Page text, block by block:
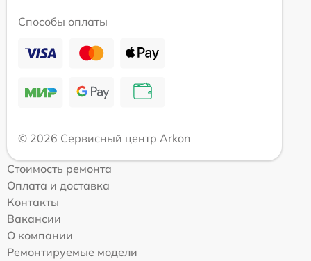
Способы оплаты
© 2026 Сервисный центр Arkon
Стоимость ремонта
Оплата и доставка
Контакты
Вакансии
О компании
Ремонтируемые модели